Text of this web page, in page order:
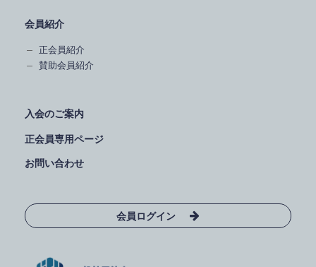
会員紹介
正会員紹介
賛助会員紹介
入会のご案内
正会員専用ページ
お問い合わせ
会員ログイン